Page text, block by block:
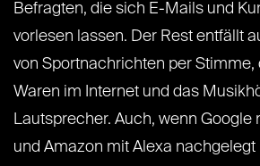
Befragten, die sich E-Mails und
vorlesen lassen. Der Rest entfällt
von Sportnachrichten per Stimme,
Waren im Internet und das
Lautsprecher. Auch, wenn Google
und Amazon mit Alexa nachgelegt